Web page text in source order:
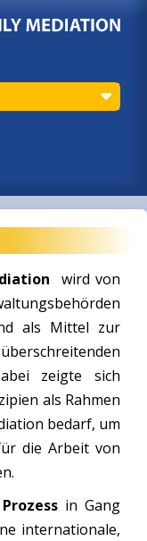
wird von
als Mittel zur
zeigte sich
als Rahmen
bedarf, um
die Arbeit von
in Gang
internationale,